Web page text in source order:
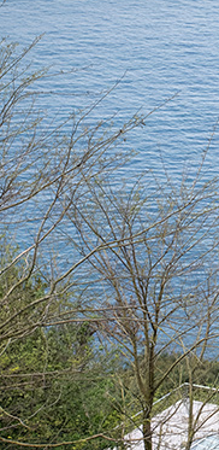
ekonomikoa eta
Giza